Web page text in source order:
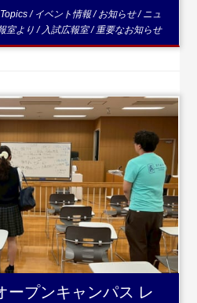
Topics/ イベント情報/お知らせ/ニュ
室より/ 入試広報室/重要なお知らせ
ープンキャンパス レ